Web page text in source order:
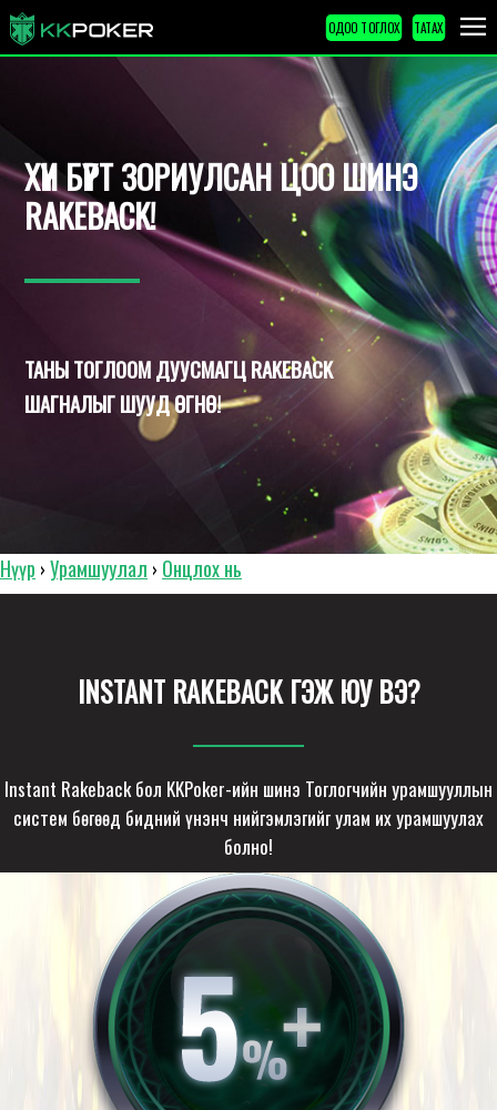
ОДОО ТОГЛОХ ТАТАХ
ХҮН БҮРТ ЗОРИУЛСАН ЦОО ШИНЭ
RAKEBACK!
ТАНЫ ТОГЛООМ ДУУСМАГЦ RAKEBACK
ШАГНАЛЫГ ШУУД ӨГНӨ!
Нүүр › Урамшуулал › Онцлох нь
INSTANT RAKEBACK ГЭЖ ЮУ ВЭ?
Instant Rakeback бол KKPoker-ийн шинэ Тоглогчийн урамшууллын
систем бөгөөд бидний үнэнч нийгэмлэгийг улам их урамшуулах
болно!